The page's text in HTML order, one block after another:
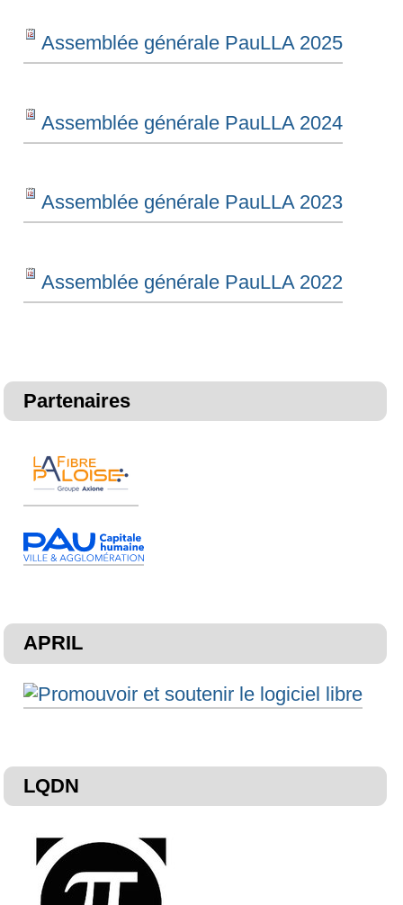
Assemblée générale PauLLA 2025
Assemblée générale PauLLA 2024
Assemblée générale PauLLA 2023
Assemblée générale PauLLA 2022
Partenaires
APRIL
LQDN